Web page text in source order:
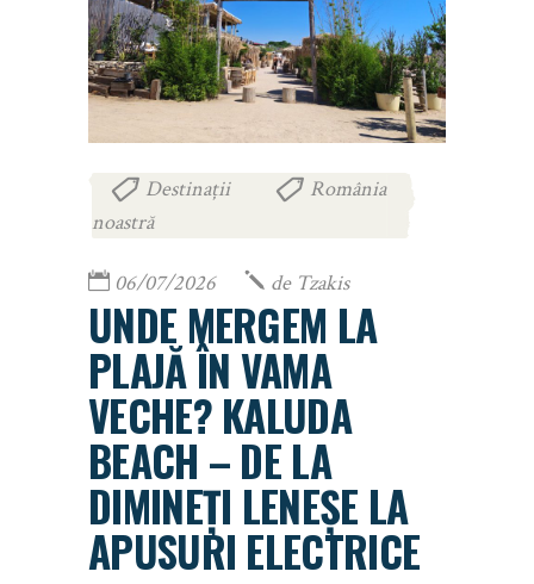
Destinații
România
noastră
06/07/2026 de Tzakis
UNDE MERGEM LA
PLAJĂ ÎN VAMA
VECHE? KALUDA
BEACH – DE LA
DIMINEȚI LENEȘE LA
APUSURI ELECTRICE